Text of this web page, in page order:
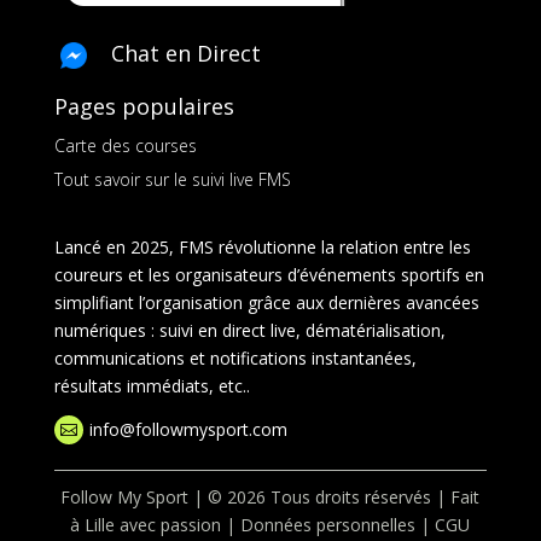
Chat en Direct
Pages populaires
Carte des courses
Tout savoir sur le suivi live FMS
Lancé en 2025, FMS révolutionne la relation entre les
coureurs et les organisateurs d’événements sportifs en
simplifiant l’organisation grâce aux dernières avancées
numériques : suivi en direct live, dématérialisation,
communications et notifications instantanées,
résultats immédiats, etc..
 info@followmysport.com
Follow My Sport | © 2026 Tous droits réservés | Fait
à Lille avec passion | Données personnelles |CGU